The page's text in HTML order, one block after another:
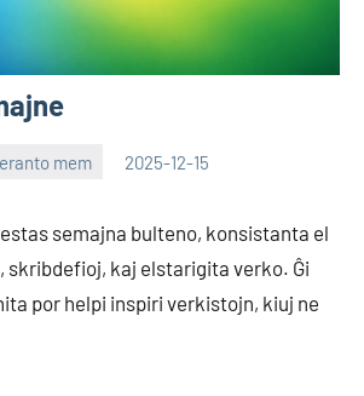
mem 2025-12-15
semajna bulteno, konsistanta el
skribdefioj, kaj elstarigita verko. Ĝi
por helpi inspiri verkistojn, kiuj ne